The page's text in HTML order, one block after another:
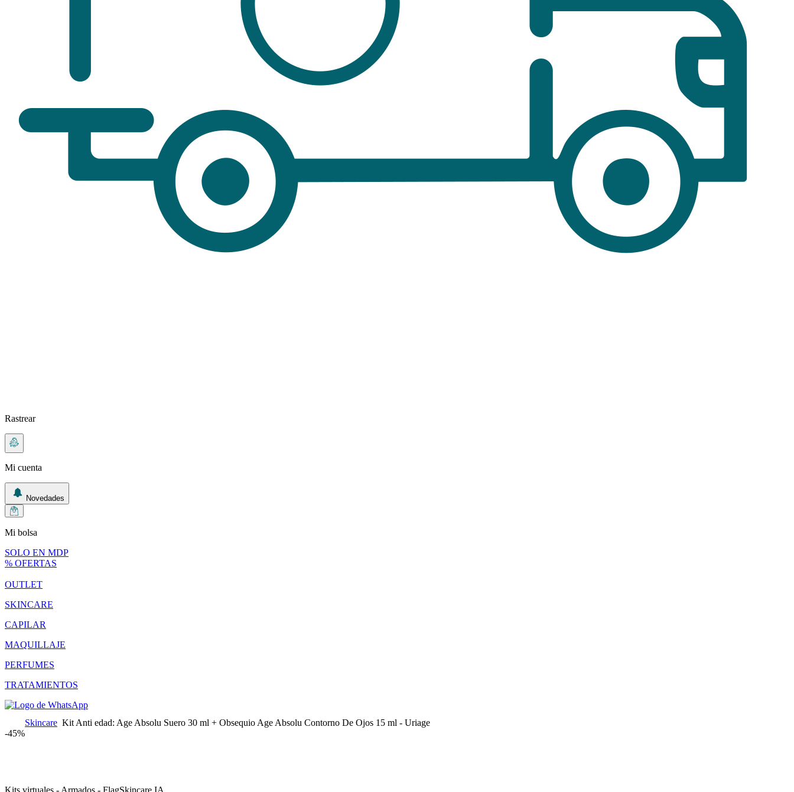
Rastrear
Mi cuenta
Novedades
Mi bolsa
SOLO EN MDP
% OFERTAS
OUTLET
SKINCARE
CAPILAR
MAQUILLAJE
PERFUMES
TRATAMIENTOS
Skincare Kit Anti edad: Age Absolu Suero 30 ml + Obsequio Age Absolu Contorno De Ojos 15 ml - Uriage
-45%
Kits virtuales - Armados - FlagSkincare IA